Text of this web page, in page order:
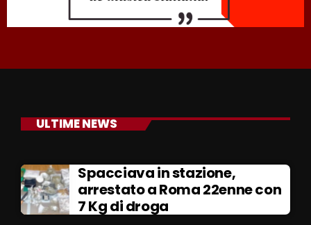
ULTIME NEWS
Spacciava in stazione,
arrestato a Roma 22enne con
7 Kg di droga